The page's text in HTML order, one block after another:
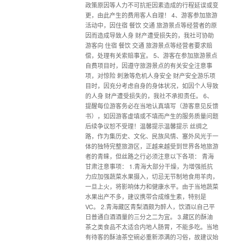
政策原因等人力不可抗拒因素造成的行程延误或变
更，由此产生的费用客人自理！ 4、游客参加旅游
活动中，因住宿 餐饮 交通 旅游景点等经营者的原
因而造成导致人身 财产遭受损失的，我社可协助
游客向 住宿 餐饮 交通 旅游景点等经营者要求赔
偿，处理有关索赔事宜。 5、游客在参加旅游景点
自费项目时，因遵守旅游景点的有关安全注意事
项，对惊险 刺激等危机人身安全 财产安全游乐项
目时，因充分考虑自身的身体状况，如因个人导致
的人身 财产遭受损失的，我社不承担责任。 6、
提醒每位游客务必在当地认真填写（游客意见反馈
书），如因游客虚填或不填而产生的服务质量问题
后续争议恕不受理！温馨提示温馨提示 丝绸之
路，作为集历史、文化、民族风情、塞外风光于一
体的独特完整旅游区，正越来越受到世界各地旅游
者的青睐，但丝路之行必须注意以下各项： 青海
甘肃注意事项： 1.青海大部分干燥，为增强抵抗
力应加强蔬菜水果摄入，切忌无节制地食用羊肉，
一旦上火，将影响体力和健康水平。由于当地蔬菜
水果出产不多，建议携带合成维生素，特别是
VC。 2.青海藏区青梨酒颇为醉人，饮酒以自己平
日普通白酒酒量的三分之二为宜。 3.藏区的酥油
茶之类食品不太适合内地人肠胃，不能多吃。当地
有待客的酥油茶空碗必重新添满的习俗，故建议始